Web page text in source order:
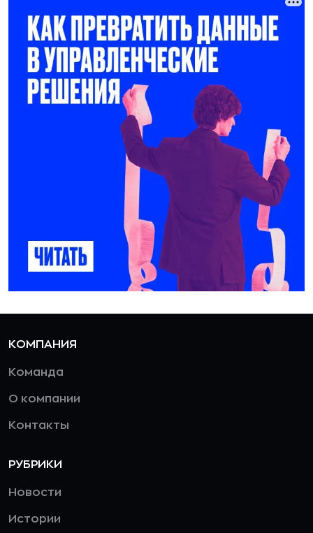
КОМПАНИЯ
Команда
О компании
Контакты
РУБРИКИ
Новости
Истории